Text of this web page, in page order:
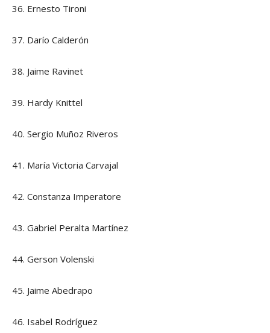
36. Ernesto Tironi
37. Darío Calderón
38. Jaime Ravinet
39. Hardy Knittel
40. Sergio Muñoz Riveros
41. María Victoria Carvajal
42. Constanza Imperatore
43. Gabriel Peralta Martínez
44. Gerson Volenski
45. Jaime Abedrapo
46. Isabel Rodríguez